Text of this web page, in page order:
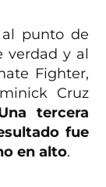
punto de
verdad y al
Fighter,
Cruz
tercera
fue
en alto.